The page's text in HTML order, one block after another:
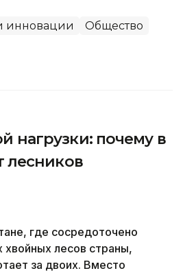
инновации Общество
нагрузки: почему в
лесников
где сосредоточено
хвойных лесов страны,
за двоих. Вместо